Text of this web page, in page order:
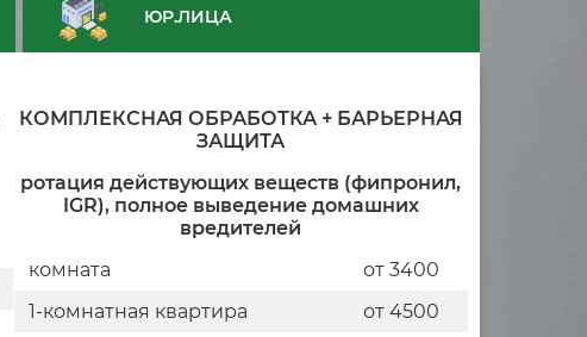
ЮР.ЛИЦА
КОМПЛЕКСНАЯ ОБРАБОТКА + БАРЬЕРНАЯ
ЗАЩИТА
ротация действующих веществ (фипронил,
IGR), полное выведение домашних
вредителей
комната
от 3400
1-комнатная квартира
от 4500